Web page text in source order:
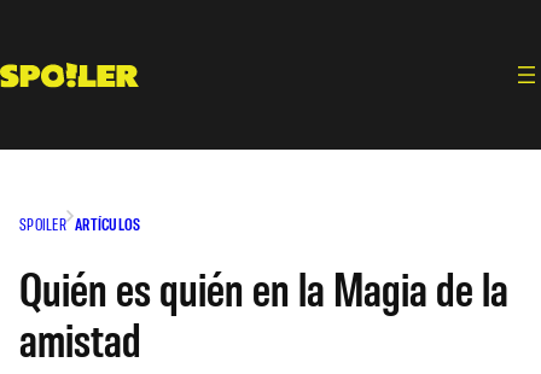
contenido
SPOILER ARTÍCULOS
Quién es quién en la Magia de la
amistad